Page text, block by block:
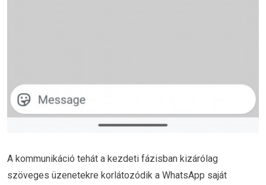
A kommunikáció tehát a kezdeti fázisban kizárólag
szöveges üzenetekre korlátozódik a WhatsApp saját